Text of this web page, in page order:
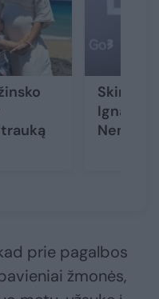
Ignas
prie pagalbos
žmonės,